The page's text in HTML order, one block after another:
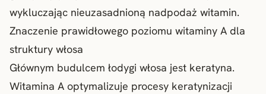
wykluczając nieuzasadnioną nadpodaż witamin.
Znaczenie prawidłowego poziomu witaminy A dla
struktury włosa
Głównym budulcem łodygi włosa jest keratyna.
Witamina A optymalizuje procesy keratynizacji